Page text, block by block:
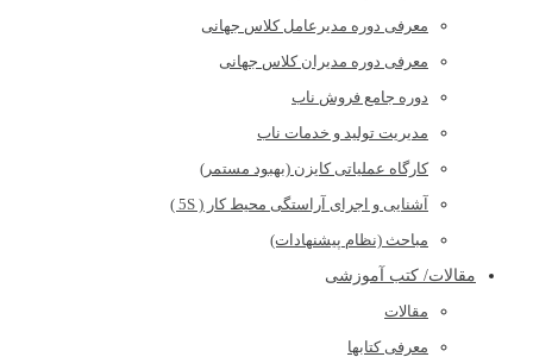
معرفی دوره مدیرعامل کلاس جهانی
معرفی دوره مدیران کلاس جهانی
دوره جامع فروش ناب
مدیریت تولید و خدمات ناب
کارگاه عملیاتی کایزن (بهبود مستمر)
آشنایی و اجرای آراستگی محیط کار ( 5S )
مباحث (نظام پیشنهادات)
مقالات/ کتب آموزشی
مقالات
معرفی کتابها